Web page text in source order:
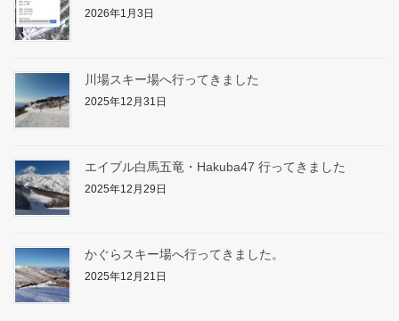
2026年1月3日
川場スキー場へ行ってきました
2025年12月31日
エイブル白馬五竜・Hakuba47 行ってきました
2025年12月29日
かぐらスキー場へ行ってきました。
2025年12月21日